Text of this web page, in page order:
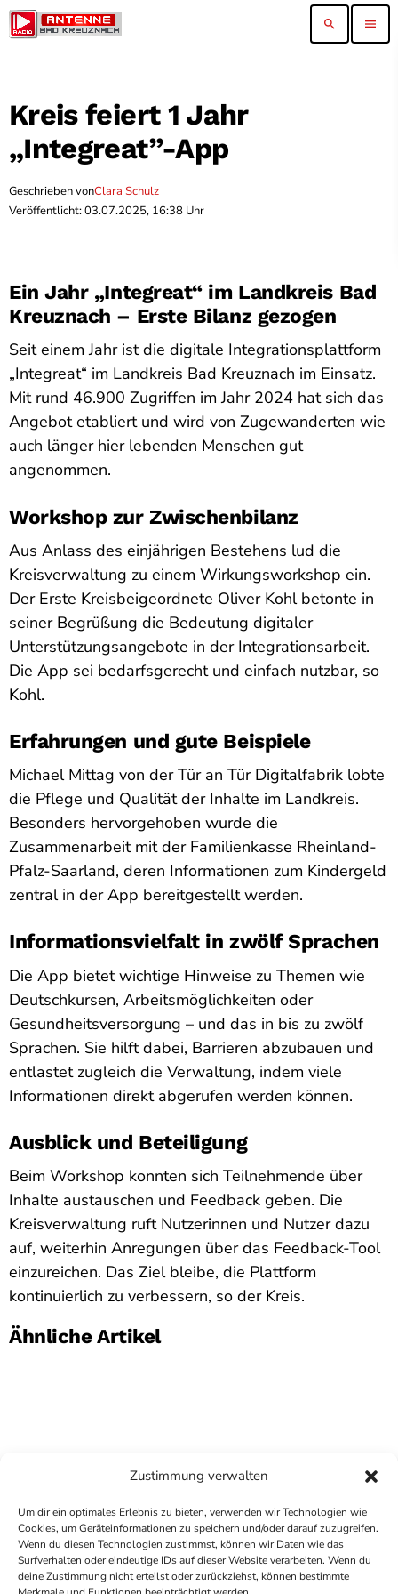
Zustimmung verwalten
Um dir ein optimales Erlebnis zu bieten, verwenden wir Technologien wie
Cookies, um Geräteinformationen zu speichern und/oder darauf zuzugreifen.
Wenn du diesen Technologien zustimmst, können wir Daten wie das
Surfverhalten oder eindeutige IDs auf dieser Website verarbeiten. Wenn du
deine Zustimmung nicht erteilst oder zurückziehst, können bestimmte
search menu
Kreis feiert 1 Jahr
„Integreat”-App
Geschrieben vonClara Schulz
Veröffentlicht: 03.07.2025, 16:38 Uhr
Ein Jahr „Integreat“ im Landkreis Bad
Kreuznach – Erste Bilanz gezogen
Seit einem Jahr ist die digitale Integrationsplattform
„Integreat“ im Landkreis Bad Kreuznach im Einsatz.
Mit rund 46.900 Zugriffen im Jahr 2024 hat sich das
Angebot etabliert und wird von Zugewanderten wie
auch länger hier lebenden Menschen gut
angenommen.
Workshop zur Zwischenbilanz
Aus Anlass des einjährigen Bestehens lud die
Kreisverwaltung zu einem Wirkungsworkshop ein.
Der Erste Kreisbeigeordnete Oliver Kohl betonte in
seiner Begrüßung die Bedeutung digitaler
Unterstützungsangebote in der Integrationsarbeit.
Die App sei bedarfsgerecht und einfach nutzbar, so
Kohl.
Erfahrungen und gute Beispiele
Michael Mittag von der Tür an Tür Digitalfabrik lobte
die Pflege und Qualität der Inhalte im Landkreis.
Besonders hervorgehoben wurde die
Zusammenarbeit mit der Familienkasse Rheinland-
Pfalz-Saarland, deren Informationen zum Kindergeld
zentral in der App bereitgestellt werden.
Informationsvielfalt in zwölf Sprachen
Die App bietet wichtige Hinweise zu Themen wie
Deutschkursen, Arbeitsmöglichkeiten oder
Gesundheitsversorgung – und das in bis zu zwölf
Sprachen. Sie hilft dabei, Barrieren abzubauen und
entlastet zugleich die Verwaltung, indem viele
Informationen direkt abgerufen werden können.
Ausblick und Beteiligung
Beim Workshop konnten sich Teilnehmende über
Inhalte austauschen und Feedback geben. Die
Kreisverwaltung ruft Nutzerinnen und Nutzer dazu
auf, weiterhin Anregungen über das Feedback-Tool
einzureichen. Das Ziel bleibe, die Plattform
kontinuierlich zu verbessern, so der Kreis.
Ähnliche Artikel
COPYRIGHTANTENNE BAD KREUZNACH